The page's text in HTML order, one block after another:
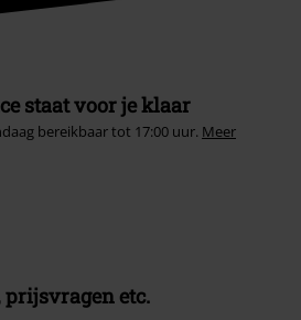
staat voor je klaar
bereikbaar tot 17:00 uur. Meer
prijsvragen etc.